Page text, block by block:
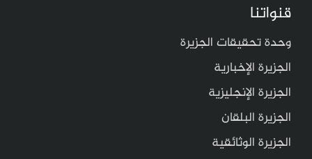
قنواتنا
وحدة تحقيقات الجزيرة
الجزيرة الإخبارية
الجزيرة الإنجليزية
الجزيرة البلقان
الجزيرة الوثائقية